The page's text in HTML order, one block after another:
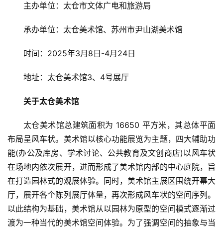
源
主办单位：太仓市文体广电和旅游局
承办单位：太仓美术馆、苏州市尹山湖美术馆
时间：2025年3月8日-4月24日
地址：太仓美术馆3、4号展厅
关于太仓美术馆
太仓美术馆总建筑面积为 16650 平方米，其总体平面
布局呈风车状。美术馆以核心功能展览为主题，四大辅助功
能(办公及库房、学术讨论、公共教育及文创商店)以风车状
在场地内依次展开，进而形成了美术馆内部的中心庭院，旨
在打造园林式的观展体验。同时，美术馆主展区围绕开幕大
厅，展开各个陈列展厅体量，再次形成风车状的空间序列。
以此结构为基础，美术馆从以园林为原型的空间模式逐渐过
渡为一种当代的美术馆空间体验。为了强调空间的抽象与当